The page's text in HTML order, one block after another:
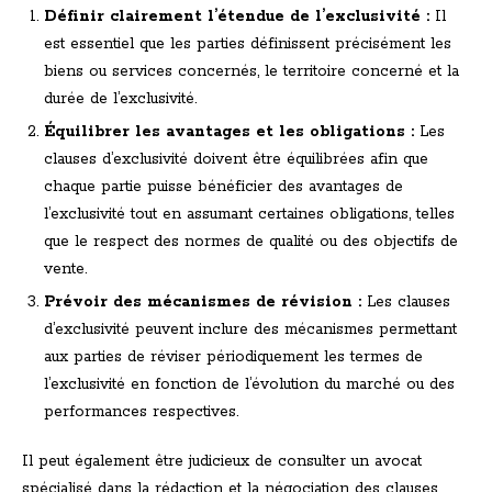
Définir clairement l’étendue de l’exclusivité : Il
est essentiel que les parties définissent précisément les
biens ou services concernés, le territoire concerné et la
durée de l’exclusivité.
Équilibrer les avantages et les obligations : Les
clauses d’exclusivité doivent être équilibrées afin que
chaque partie puisse bénéficier des avantages de
l’exclusivité tout en assumant certaines obligations, telles
que le respect des normes de qualité ou des objectifs de
vente.
Prévoir des mécanismes de révision : Les clauses
d’exclusivité peuvent inclure des mécanismes permettant
aux parties de réviser périodiquement les termes de
l’exclusivité en fonction de l’évolution du marché ou des
performances respectives.
Il peut également être judicieux de consulter un avocat